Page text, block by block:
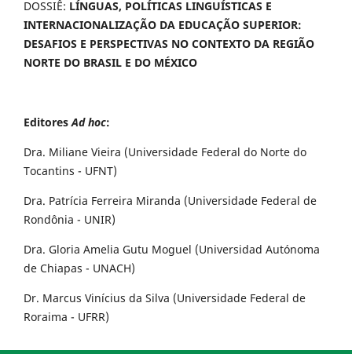
DOSSIÊ: LÍNGUAS, POLÍTICAS LINGUÍSTICAS E
INTERNACIONALIZAÇÃO DA EDUCAÇÃO SUPERIOR:
DESAFIOS E PERSPECTIVAS NO CONTEXTO DA REGIÃO
NORTE DO BRASIL E DO MÉXICO
Editores Ad hoc:
Dra. Miliane Vieira (Universidade Federal do Norte do
Tocantins - UFNT)
Dra. Patrícia Ferreira Miranda (Universidade Federal de
Rondônia - UNIR)
Dra. Gloria Amelia Gutu Moguel (Universidad Autónoma
de Chiapas - UNACH)
Dr. Marcus Vinícius da Silva (Universidade Federal de
Roraima - UFRR)